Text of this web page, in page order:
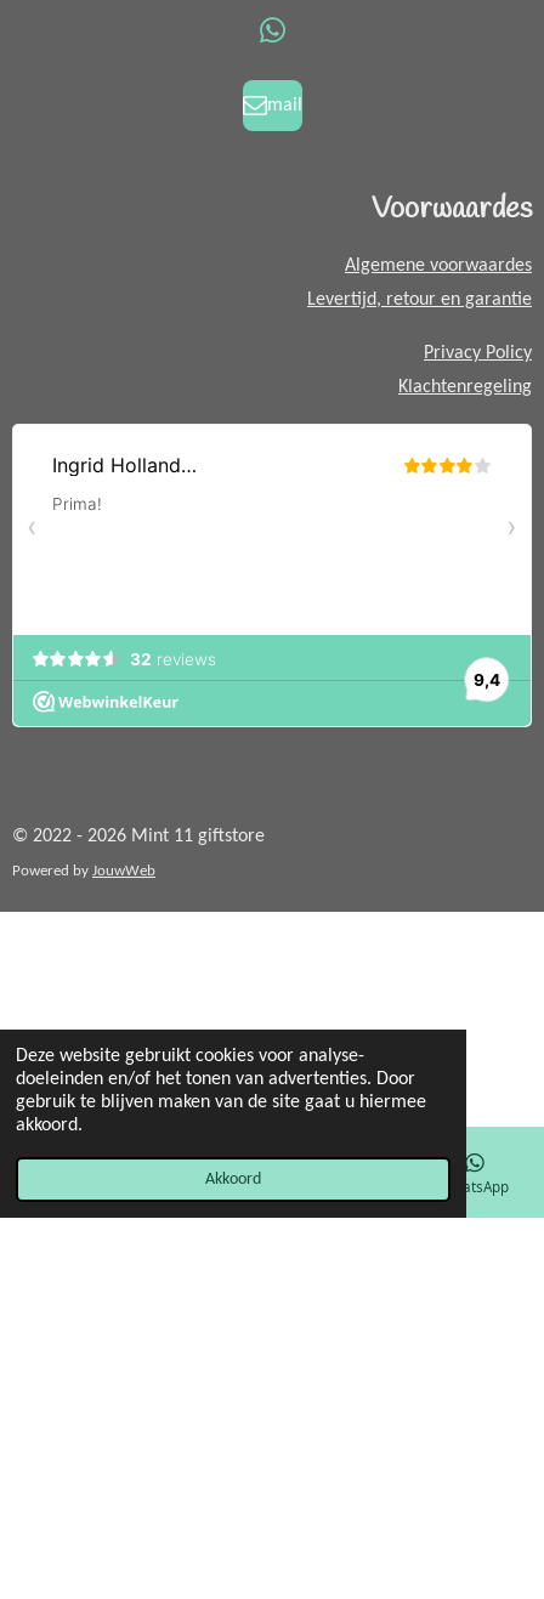
Deze website gebruikt cookies voor analyse-
doeleinden en/of het tonen van advertenties. Door
gebruik te blijven maken van de site gaat u hiermee
akkoord.
Akkoord
k
a
m
W
a
t
mail
Voorwaardes
Algemene voorwaardes
Levertijd, retour en garantie
Privacy Policy
Klachtenregeling
© 2022 - 2026 Mint 11 giftstore
Powered by JouwWeb
WhatsApp